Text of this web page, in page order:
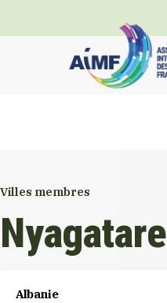
Villes membres
Nyagatare
Albanie